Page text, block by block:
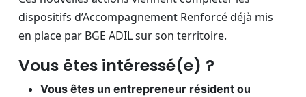
dispositifs d’Accompagnement Renforcé déjà mis
en place par BGE ADIL sur son territoire.
Vous êtes intéressé(e) ?
Vous êtes un entrepreneur résident ou